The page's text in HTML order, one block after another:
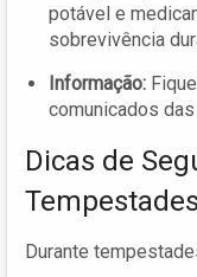
potável e
sobrevivência
Informação:
comunicados
Dicas de
Tempestades
Durante